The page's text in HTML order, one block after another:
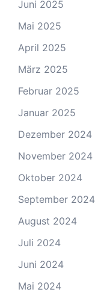
Juni 2025
Mai 2025
April 2025
März 2025
Februar 2025
Januar 2025
Dezember 2024
November 2024
Oktober 2024
September 2024
August 2024
Juli 2024
Juni 2024
Mai 2024